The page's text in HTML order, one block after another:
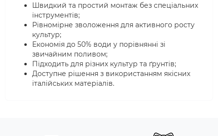
Швидкий та простий монтаж без спеціальних
інструментів;
Рівномірне зволоження для активного росту
культур;
Економія до 50% води у порівнянні зі
звичайним поливом;
Підходить для різних культур та ґрунтів;
Доступне рішення з використанням якісних
італійських матеріалів.